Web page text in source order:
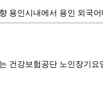
용인시내에서 용인 외국
건강보험공단 노인장기